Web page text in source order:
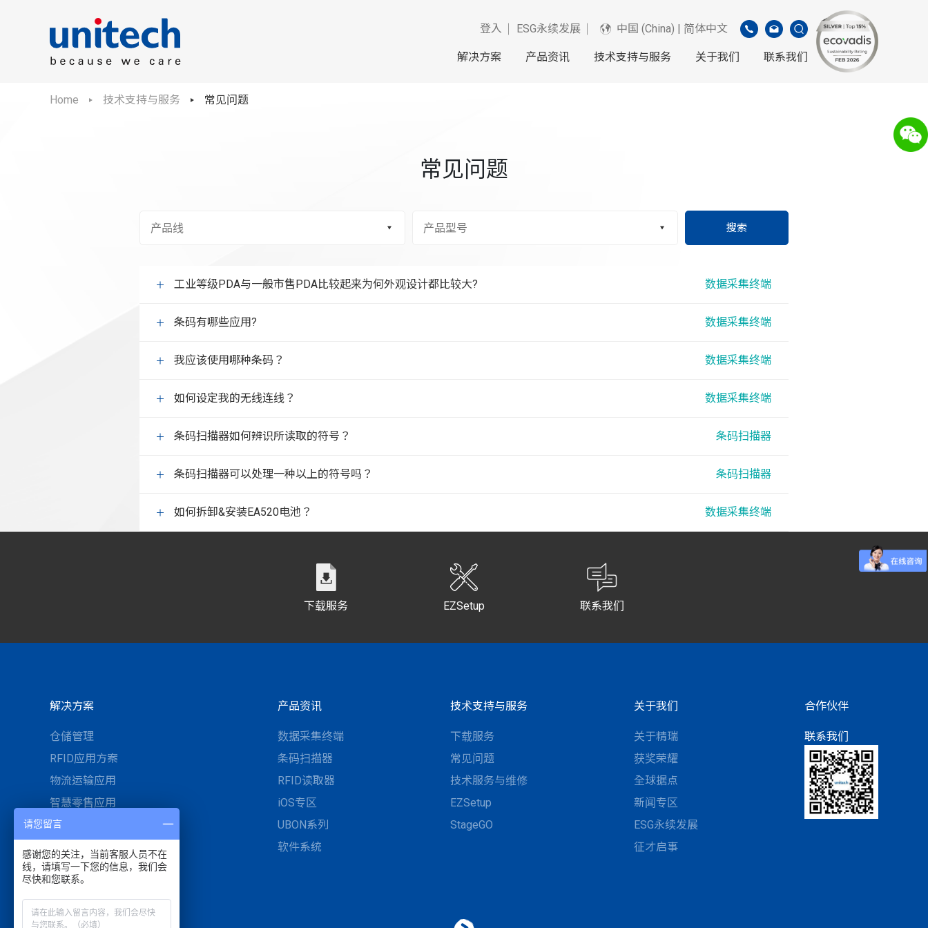
登入 ESG永续发展 中国 (China) | 简体中文
解决方案 产品资讯 技术支持与服务 关于我们 联系我们
Home 技术支持与服务 常见问题
常见问题
搜索
工业等级PDA与一般市售PDA比较起来为何外观设计都比较大? 数据采集终端
条码有哪些应用? 数据采集终端
我应该使用哪种条码？ 数据采集终端
如何设定我的无线连线？ 数据采集终端
条码扫描器如何辨识所读取的符号？ 条码扫描器
条码扫描器可以处理一种以上的符号吗？ 条码扫描器
如何拆卸&安装EA520电池？ 数据采集终端
下载服务 EZSetup 联系我们
解决方案
仓储管理
RFID应用方案
物流运输应用
智慧零售应用
智慧医疗与UDI医材管理
工业自动化与智慧制造
停车开单管理与现场服务
产品资讯
数据采集终端
条码扫描器
RFID读取器
iOS专区
UBON系列
软件系统
技术支持与服务
下载服务
常见问题
技术服务与维修
EZSetup
StageGO
关于我们
关于精瑞
获奖荣耀
全球据点
新闻专区
ESG永续发展
征才启事
合作伙伴
联系我们
请您留言
感谢您的关注，当前客服人员不在
线，请填写一下您的信息，我们会
尽快和您联系。